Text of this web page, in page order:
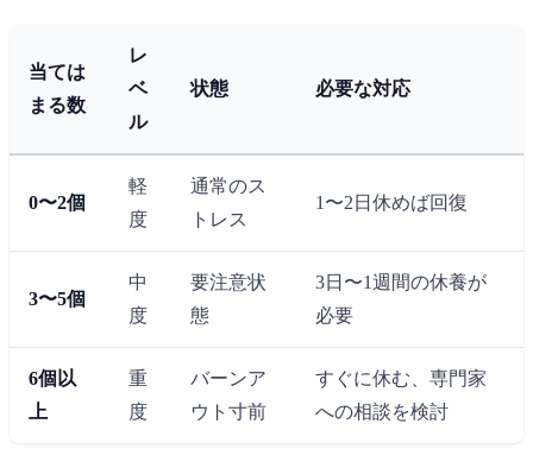
当ては
まる数
レ
ベ
ル
状態 必要な対応
0〜2個
軽
度
通常のス
トレス
1〜2日休めば回復
3〜5個
中
度
要注意状
態
3日〜1週間の休養が
必要
6個以
上
重
度
バーンア
ウト寸前
すぐに休む、専門家
への相談を検討